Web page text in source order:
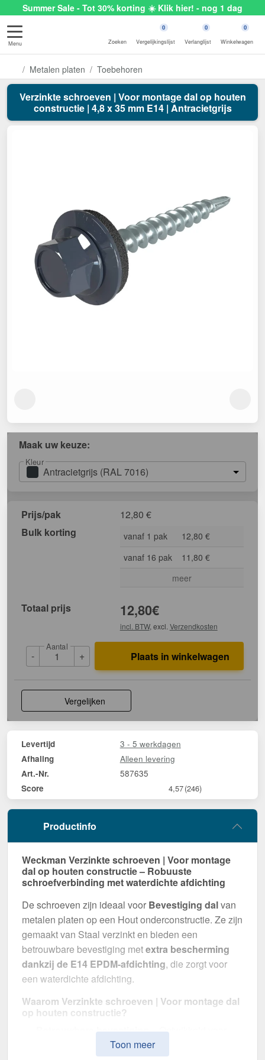
Summer Sale - Tot 30% korting ☀️ Klik hier! - nog 1 dag
Menu Zoeken
0
Vergelijkingslijst
0
Verlanglijst
0
Winkelwagen
Metalen platen Toebehoren
Verzinkte schroeven | Voor montage dal op houten
constructie | 4,8 x 35 mm E14 | Antracietgrijs
Maak uw keuze:
Kleur
Antracietgrijs (RAL 7016)
Prijs/pak 12,80 €
Bulk korting
vanaf 1 pak
12,80 €
vanaf 16 pak
11,80 €
meer
Totaal prijs 12,80€
incl. BTW, excl. Verzendkosten
-
Aantal
+ Plaats in winkelwagen
Vergelijken
Levertijd 3 - 5 werkdagen
Afhaling Alleen levering
Art.-Nr. 587635
Score 4,57(246)
Productinfo
Weckman Verzinkte schroeven | Voor montage
dal op houten constructie – Robuuste
schroefverbinding met waterdichte afdichting
De schroeven zijn ideaal voor Bevestiging dalvan
metalen platen op een Hout onderconstructie. Ze zijn
gemaakt van Staal verzinkt en bieden een
betrouwbare bevestiging metextra bescherming
dankzij de E14 EPDM-afdichting, die zorgt voor
een waterdichte afdichting.
Waarom Verzinkte schroeven | Voor montage dal
op houten constructie?
Betrouwbare bevestiging– Ontwikkeld voor
Toon meer